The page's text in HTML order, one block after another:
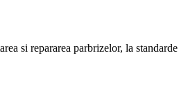
si repararea parbrizelor, la